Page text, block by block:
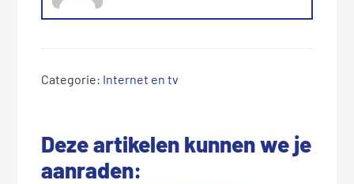
Categorie: Internet en tv
Deze artikelen kunnen we je
aanraden: